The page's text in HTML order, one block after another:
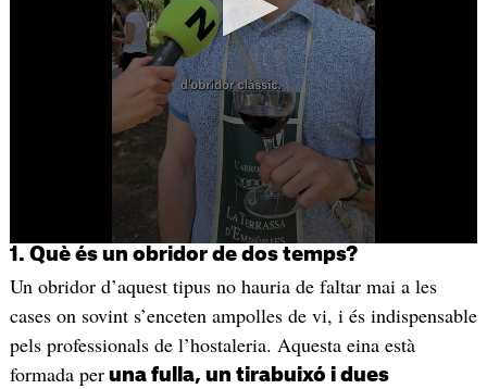
1. Què és un obridor de dos temps?
Un obridor d’aquest tipus no hauria de faltar mai a les
cases on sovint s’enceten ampolles de vi, i és indispensable
pels professionals de l’hostaleria. Aquesta eina està
formada peruna fulla, un tirabuixó i dues